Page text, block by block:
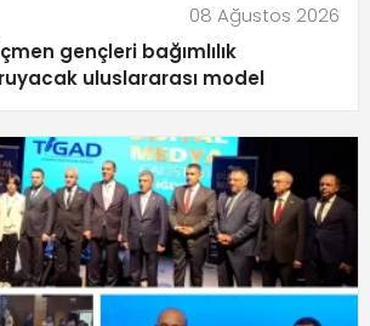
08 Ağustos 2026
gençleri bağımlılık
uluslararası model